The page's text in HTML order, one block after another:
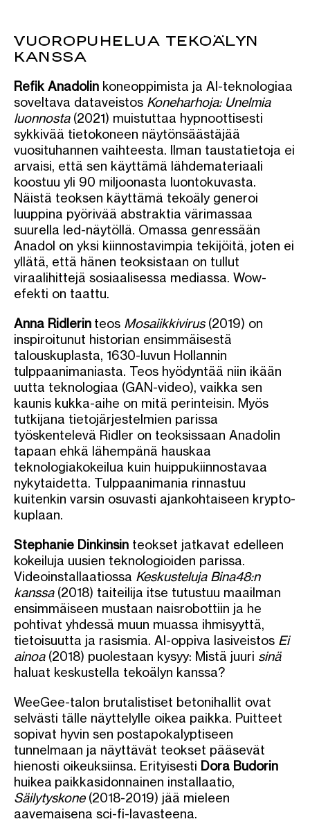
VUOROPUHELUA TEKOÄLYN
KANSSA
Refik Anadolin koneoppimista ja AI-teknologiaa
soveltava dataveistos Koneharhoja: Unelmia
luonnosta (2021) muistuttaa hypnoottisesti
sykkivää tietokoneen näytönsäästäjää
vuosituhannen vaihteesta. Ilman taustatietoja ei
arvaisi, että sen käyttämä lähdemateriaali
koostuu yli 90 miljoonasta luontokuvasta.
Näistä teoksen käyttämä tekoäly generoi
luuppina pyörivää abstraktia värimassaa
suurella led-näytöllä. Omassa genressään
Anadol on yksi kiinnostavimpia tekijöitä, joten ei
yllätä, että hänen teoksistaan on tullut
viraalihittejä sosiaalisessa mediassa. Wow-
efekti on taattu.
Anna Ridlerin teos Mosaiikkivirus(2019) on
inspiroitunut historian ensimmäisestä
talouskuplasta, 1630-luvun Hollannin
tulppaanimaniasta. Teos hyödyntää niin ikään
uutta teknologiaa (GAN-video), vaikka sen
kaunis kukka-aihe on mitä perinteisin. Myös
tutkijana tietojärjestelmien parissa
työskentelevä Ridler on teoksissaan Anadolin
tapaan ehkä lähempänä hauskaa
teknologiakokeilua kuin huippukiinnostavaa
nykytaidetta. Tulppaanimania rinnastuu
kuitenkin varsin osuvasti ajankohtaiseen krypto-
kuplaan.
Stephanie Dinkinsin teokset jatkavat edelleen
kokeiluja uusien teknologioiden parissa.
Videoinstallaatiossa Keskusteluja Bina48:n
kanssa(2018) taiteilija itse tutustuu maailman
ensimmäiseen mustaan naisrobottiin ja he
pohtivat yhdessä muun muassa ihmisyyttä,
tietoisuutta ja rasismia. AI-oppiva lasiveistos Ei
ainoa (2018) puolestaan kysyy: Mistä juuri sinä
haluat keskustella tekoälyn kanssa?
WeeGee-talon brutalistiset betonihallit ovat
selvästi tälle näyttelylle oikea paikka. Puitteet
sopivat hyvin sen postapokalyptiseen
tunnelmaan ja näyttävät teokset pääsevät
hienosti oikeuksiinsa. Erityisesti Dora Budorin
huikea paikkasidonnainen installaatio,
Säilytyskone(2018-2019) jää mieleen
aavemaisena sci-fi-lavasteena.